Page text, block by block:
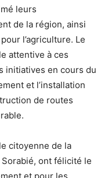
leurs
de la région, ainsi
l’agriculture. Le
attentive à ces
initiatives en cours du
et l’installation
de routes
citoyenne de la
ont félicité le